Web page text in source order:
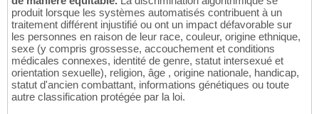
produit lorsque les systèmes automatisés contribuent à un
traitement différent injustifié ou ont un impact défavorable sur
les personnes en raison de leur race, couleur, origine ethnique,
sexe (y compris grossesse, accouchement et conditions
médicales connexes, identité de genre, statut intersexué et
orientation sexuelle), religion, âge , origine nationale, handicap,
statut d'ancien combattant, informations génétiques ou toute
autre classification protégée par la loi.